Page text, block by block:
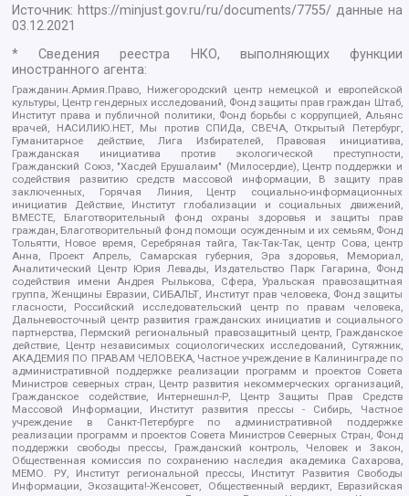
Источник: https://minjust.gov.ru/ru/documents/7755/ данные на
03.12.2021
* Сведения реестра НКО, выполняющих функции
иностранного агента:
Гражданин.Армия.Право, Нижегородский центр немецкой и европейской
культуры, Центр гендерных исследований, Фонд защиты прав граждан Штаб,
Институт права и публичной политики, Фонд борьбы с коррупцией, Альянс
врачей, НАСИЛИЮ.НЕТ, Мы против СПИДа, СВЕЧА, Открытый Петербург,
Гуманитарное действие, Лига Избирателей, Правовая инициатива,
Гражданская инициатива против экологической преступности,
Гражданский Союз, "Хасдей Ерушалаим" (Милосердие), Центр поддержки и
содействия развитию средств массовой информации, В защиту прав
заключенных, Горячая Линия, Центр социально-информационных
инициатив Действие, Институт глобализации и социальных движений,
ВМЕСТЕ, Благотворительный фонд охраны здоровья и защиты прав
граждан, Благотворительный фонд помощи осужденным и их семьям, Фонд
Тольятти, Новое время, Серебряная тайга, Так-Так-Так, центр Сова, центр
Анна, Проект Апрель, Самарская губерния, Эра здоровья, Мемориал,
Аналитический Центр Юрия Левады, Издательство Парк Гагарина, Фонд
содействия имени Андрея Рылькова, Сфера, Уральская правозащитная
группа, Женщины Евразии, СИБАЛЬТ, Институт прав человека, Фонд защиты
гласности, Российский исследовательский центр по правам человека,
Дальневосточный центр развития гражданских инициатив и социального
партнерства, Пермский региональный правозащитный центр, Гражданское
действие, Центр независимых социологических исследований, Сутяжник,
АКАДЕМИЯ ПО ПРАВАМ ЧЕЛОВЕКА, Частное учреждение в Калининграде по
административной поддержке реализации программ и проектов Совета
Министров северных стран, Центр развития некоммерческих организаций,
Гражданское содействие, Интернешнл-Р, Центр Защиты Прав Средств
Массовой Информации, Институт развития прессы - Сибирь, Частное
учреждение в Санкт-Петербурге по административной поддержке
реализации программ и проектов Совета Министров Северных Стран, Фонд
поддержки свободы прессы, Гражданский контроль, Человек и Закон,
Общественная комиссия по сохранению наследия академика Сахарова,
МЕМО. РУ, Институт региональной прессы, Институт Развития Свободы
Информации, Экозащита!-Женсовет, Общественный вердикт, Евразийская